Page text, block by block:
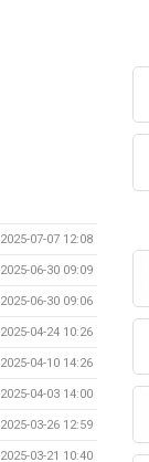
2025-07-07 12:08
2025-06-30 09:09
2025-06-30 09:06
2025-04-24 10:26
2025-04-10 14:26
2025-04-03 14:00
2025-03-26 12:59
2025-03-21 10:40